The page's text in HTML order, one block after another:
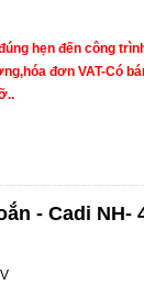
hẹn đến công
đơn VAT-Có
- Cadi NH-